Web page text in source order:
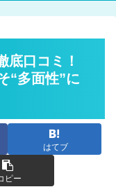
底口コミ！
“多面性”に
はてブ
ピー